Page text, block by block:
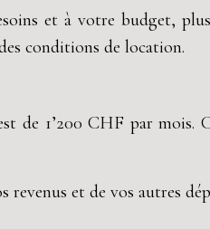
et à votre budget,
conditions de location.
de 1’200 CHF par
et de vos autres